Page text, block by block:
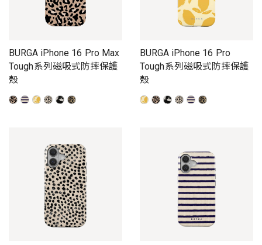
BURGA iPhone 16 Pro Max
Tough系列磁吸式防摔保護
殼
BURGA iPhone 16 Pro
Tough系列磁吸式防摔保護
殼